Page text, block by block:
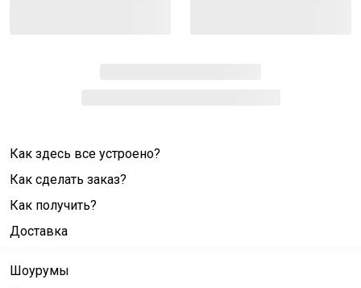
Как здесь все устроено?
Как сделать заказ?
Как получить?
Доставка
Шоурумы